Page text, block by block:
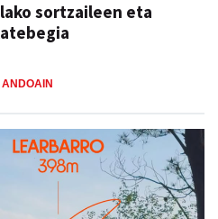
sortzaileen eta
ANDOAIN